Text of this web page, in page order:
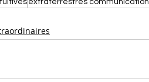
extraterrestres communication